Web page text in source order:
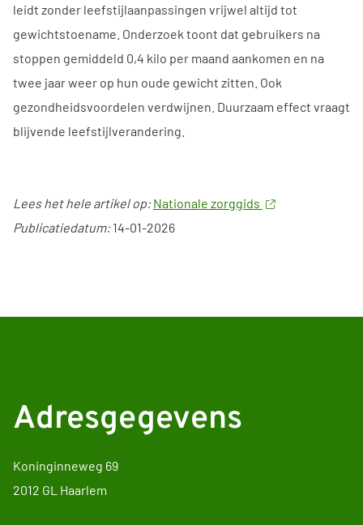
leidt zonder leefstijlaanpassingen vrijwel altijd tot
gewichtstoename. Onderzoek toont dat gebruikers na
stoppen gemiddeld 0,4 kilo per maand aankomen en na
twee jaar weer op hun oude gewicht zitten. Ook
gezondheidsvoordelen verdwijnen. Duurzaam effect vraagt
blijvende leefstijlverandering.
Lees het hele artikel op: Nationale zorggids
Publicatiedatum:14-01-2026
Adresgegevens
Koninginneweg 69
2012 GL Haarlem